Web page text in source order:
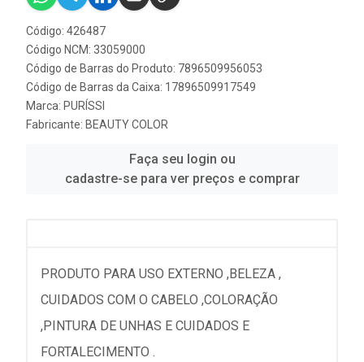
Código: 426487
Código NCM: 33059000
Código de Barras do Produto: 7896509956053
Código de Barras da Caixa: 17896509917549
Marca: PURÍSSI
Fabricante: BEAUTY COLOR
Faça seu login ou
cadastre-se para ver preços e comprar
PRODUTO PARA USO EXTERNO ,BELEZA ,
CUIDADOS COM O CABELO ,COLORAÇÃO
,PINTURA DE UNHAS E CUIDADOS E
FORTALECIMENTO .